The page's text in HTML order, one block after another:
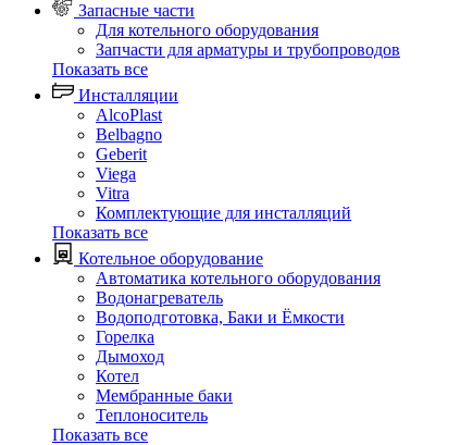
Запасные части
Для котельного оборудования
Запчасти для арматуры и трубопроводов
Показать все
Инсталляции
AlcoPlast
Belbagno
Geberit
Viega
Vitra
Комплектующие для инсталляций
Показать все
Котельное оборудование
Автоматика котельного оборудования
Водонагреватель
Водоподготовка, Баки и Ёмкости
Горелка
Дымоход
Котел
Мембранные баки
Теплоноситель
Показать все